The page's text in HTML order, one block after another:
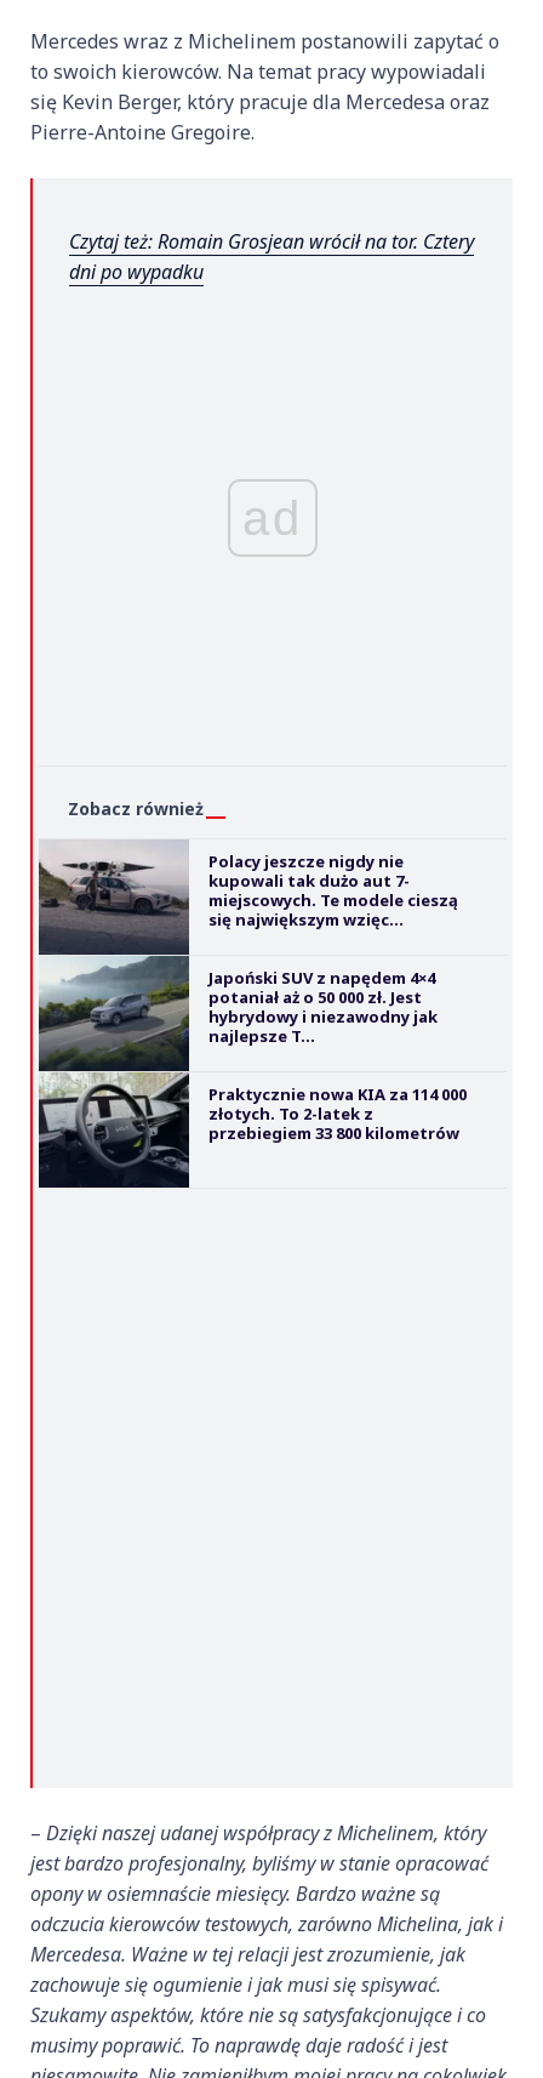
Mercedes wraz z Michelinem postanowili zapytać o
to swoich kierowców. Na temat pracy wypowiadali
się Kevin Berger, który pracuje dla Mercedesa oraz
Pierre-Antoine Gregoire.
Czytaj też: Romain Grosjean wrócił na tor. Cztery
dni po wypadku
ad
Zobacz również
Polacy jeszcze nigdy nie
kupowali tak dużo aut 7-
miejscowych. Te modele cieszą
się największym wzięc...
Japoński SUV z napędem 4×4
potaniał aż o 50 000 zł. Jest
hybrydowy i niezawodny jak
najlepsze T...
Praktycznie nowa KIA za 114 000
złotych. To 2-latek z
przebiegiem 33 800 kilometrów
– Dzięki naszej udanej współpracy z Michelinem, który
jest bardzo profesjonalny, byliśmy w stanie opracować
opony w osiemnaście miesięcy. Bardzo ważne są
odczucia kierowców testowych, zarówno Michelina, jak i
Mercedesa. Ważne w tej relacji jest zrozumienie, jak
zachowuje się ogumienie i jak musi się spisywać.
Szukamy aspektów, które nie są satysfakcjonujące i co
musimy poprawić. To naprawdę daje radość i jest